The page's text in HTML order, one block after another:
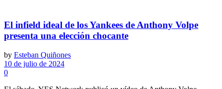
El infield ideal de los Yankees de Anthony Volpe
presenta una elección chocante
by Esteban Quiñones
10 de julio de 2024
0